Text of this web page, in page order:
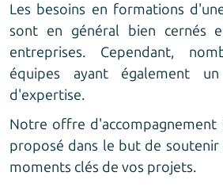
Les besoins en formations
sont en général bien cernés
entreprises. Cependant,
équipes ayant également
d'expertise.
Notre offre d'accompagnement
proposé dans le but de
moments clés de vos projets.